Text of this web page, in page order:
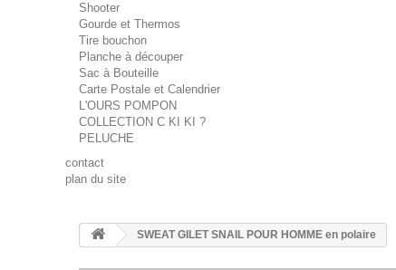
Shooter
Gourde et Thermos
Tire bouchon
Planche à découper
Sac à Bouteille
Carte Postale et Calendrier
L'OURS POMPON
COLLECTION C KI KI ?
PELUCHE
contact
plan du site
SWEAT GILET SNAIL POUR HOMME en polaire